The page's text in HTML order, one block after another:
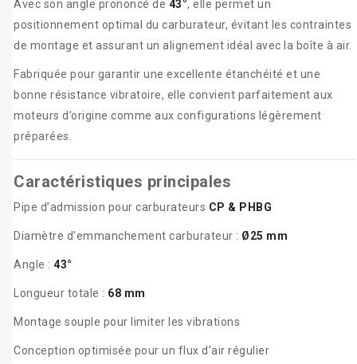
Avec son angle prononcé de 43°, elle permet un
positionnement optimal du carburateur, évitant les contraintes
de montage et assurant un alignement idéal avec la boîte à air.
Fabriquée pour garantir une excellente étanchéité et une
bonne résistance vibratoire, elle convient parfaitement aux
moteurs d’origine comme aux configurations légèrement
préparées.
Caractéristiques principales
Pipe d’admission pour carburateurs CP & PHBG
Diamètre d’emmanchement carburateur : Ø25 mm
Angle : 43°
Longueur totale : 68 mm
Montage souple pour limiter les vibrations
Conception optimisée pour un flux d’air régulier